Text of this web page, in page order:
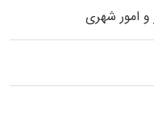
امور شهری